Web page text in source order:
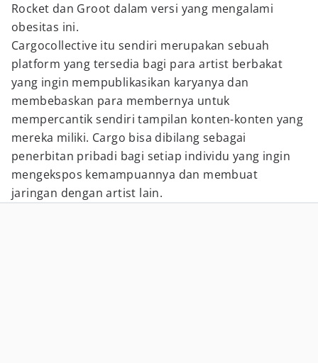
Rocket dan Groot dalam versi yang mengalami
obesitas ini.
Cargocollective itu sendiri merupakan sebuah
platform yang tersedia bagi para artist berbakat
yang ingin mempublikasikan karyanya dan
membebaskan para membernya untuk
mempercantik sendiri tampilan konten-konten yang
mereka miliki. Cargo bisa dibilang sebagai
penerbitan pribadi bagi setiap individu yang ingin
mengekspos kemampuannya dan membuat
jaringan dengan artist lain.